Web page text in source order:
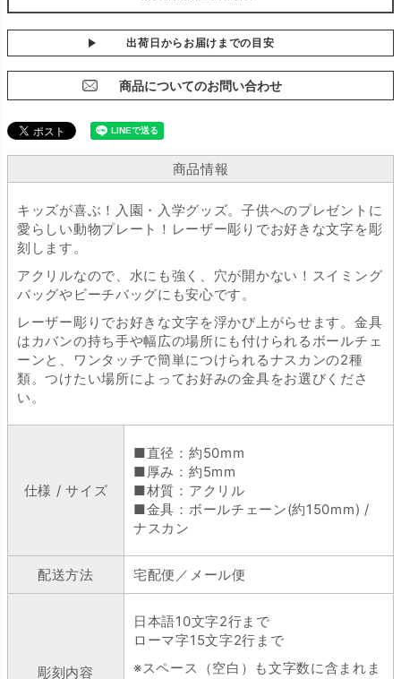
出荷日からお届けまでの目安
商品についてのお問い合わせ
商品情報
キッズが喜ぶ！入園・入学グッズ。子供へのプレゼントに
愛らしい動物プレート！レーザー彫りでお好きな文字を彫
刻します。
アクリルなので、水にも強く、穴が開かない！スイミング
バッグやビーチバッグにも安心です。
レーザー彫りでお好きな文字を浮かび上がらせます。金具
はカバンの持ち手や幅広の場所にも付けられるボールチェ
ーンと、ワンタッチで簡単につけられるナスカンの2種
類。つけたい場所によってお好みの金具をお選びくださ
い。
仕様 / サイズ
■直径：約50mm
■厚み：約5mm
■材質：アクリル
■金具：ボールチェーン(約150mm) /
ナスカン
配送方法 宅配便／メール便
彫刻内容
日本語10文字2行まで
ローマ字15文字2行まで
※スペース（空白）も文字数に含まれま